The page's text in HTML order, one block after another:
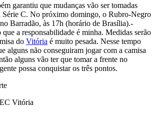
garantiu que mudanças vão ser tomadas
Série C. No próximo domingo, o Rubro-Negro
Barradão, às 17h (horário de Brasília).-
a responsabilidade é minha. Medidas serão
do Vitória é muito pesada. Nesse tempo
alguns não conseguiram jogar com a camisa
alguns vão ter que tomar a frente no
possa conquistar os três pontos.
Vitória